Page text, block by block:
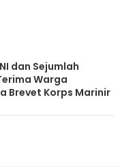
dan Sejumlah
Warga
Brevet Korps Marinir